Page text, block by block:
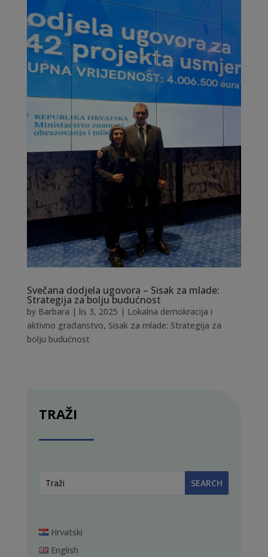
Svečana dodjela ugovora – Sisak za mlade:
Strategija za bolju budućnost
by Barbara | lis 3, 2025 | Lokalna demokracija i
aktivno građanstvo, Sisak za mlade: Strategija za
bolju budućnost
TRAŽI
Hrvatski
English